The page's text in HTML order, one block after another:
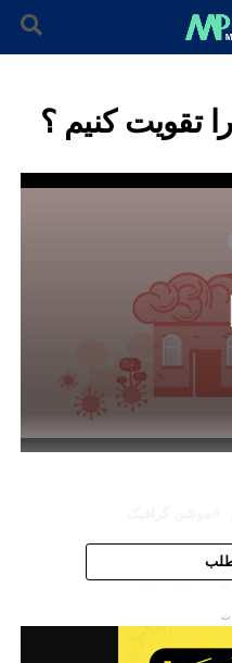
تقویت کنیم ؟
گرافیک